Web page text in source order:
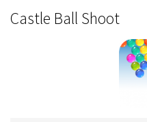
Castle Ball Shoot